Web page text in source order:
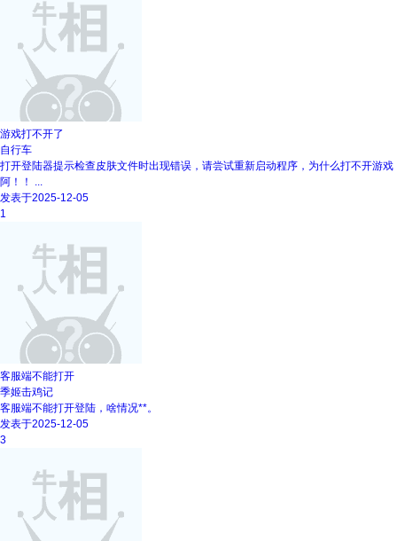
游戏打不开了
自行车
打开登陆器提示检查皮肤文件时出现错误，请尝试重新启动程序，为什么打不开游戏
阿！！ ...
发表于2025-12-05
1
客服端不能打开
季姬击鸡记
客服端不能打开登陆，啥情况**。
发表于2025-12-05
3